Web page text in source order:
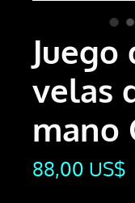
Juego
velas
mano
88,00 US$